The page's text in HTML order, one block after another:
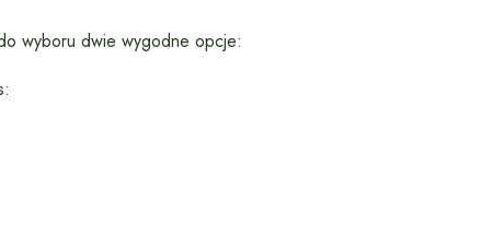
wyboru dwie wygodne opcje: